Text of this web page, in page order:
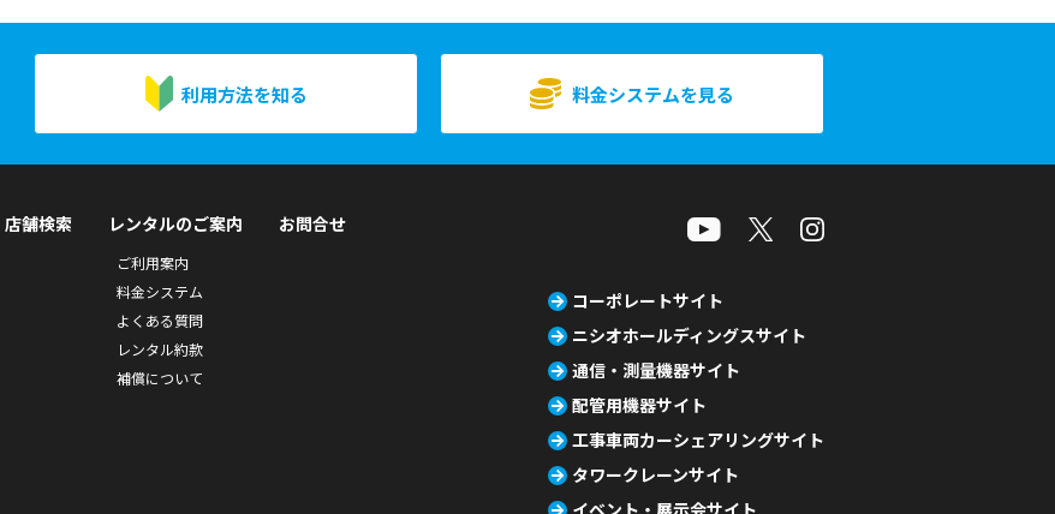
利用方法を知る 料金システムを見る
店舗検索 レンタルのご案内
ご利用案内
料金システム
よくある質問
レンタル約款
補償について
お問合せ
コーポレートサイト
ニシオホールディングスサイト
通信・測量機器サイト
配管用機器サイト
工事車両カーシェアリングサイト
タワークレーンサイト
イベント・展示会サイト